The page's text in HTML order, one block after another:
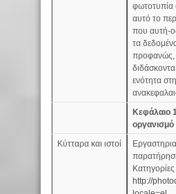
φωτοτυπία
αυτό το
που αυτή-
τα
προφανώς,
ενότητα
Κεφάλαιο
Κύτταρα και ιστοί
http://